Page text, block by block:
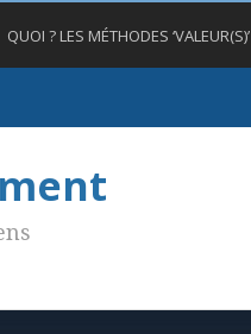
QUOI ? LES MÉTHODES ‘VALEUR(S)’